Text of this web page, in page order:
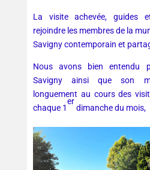
La visite achevée, guides
rejoindre les membres de la
Savigny contemporain et
Nous avons bien entendu
Savigny ainsi que son
longuement au cours des
chaque 1
er
dimanche du mois,